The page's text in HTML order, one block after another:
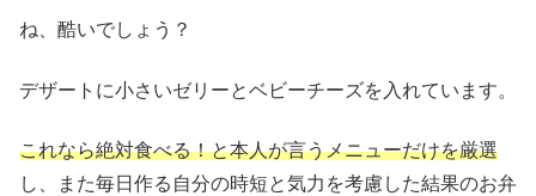
ね、酷いでしょう？
デザートに小さいゼリーとベビーチーズを入れています。
これなら絶対食べる！と本人が言うメニューだけを厳選
し、また毎日作る自分の時短と気力を考慮した結果のお弁